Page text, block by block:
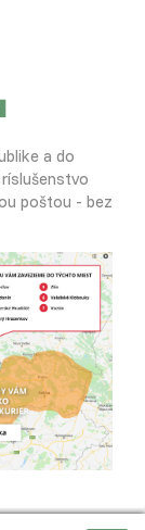
a do
poštou - bez